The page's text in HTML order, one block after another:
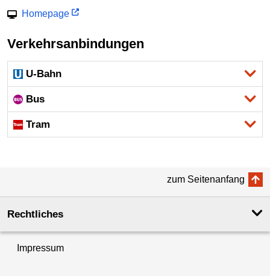
Homepage
Verkehrsanbindungen
U-Bahn
Bus
Tram
zum Seitenanfang
Rechtliches
Impressum